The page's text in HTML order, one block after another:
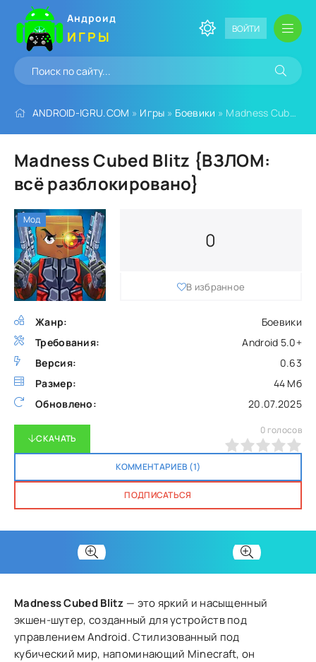
Андроид
ИГРЫ ВОЙТИ
ANDROID-IGRU.COM » Игры » Боевики » Madness Cubed Blitz {ВЗЛОМ: всё разблокировано}
Madness Cubed Blitz {ВЗЛОМ:
всё разблокировано}
Жанр:
Боевики
Требования:
Android 5.0+
Версия:
0.63
Размер:
44 Мб
Обновлено:
20.07.2025
0
В избранное
СКАЧАТЬ
КОММЕНТАРИЕВ (1)
ПОДПИСАТЬСЯ
0 голосов
Мод
Madness Cubed Blitz — это яркий и насыщенный
экшен-шутер, созданный для устройств под
управлением Android. Стилизованный под
кубический мир, напоминающий Minecraft, он